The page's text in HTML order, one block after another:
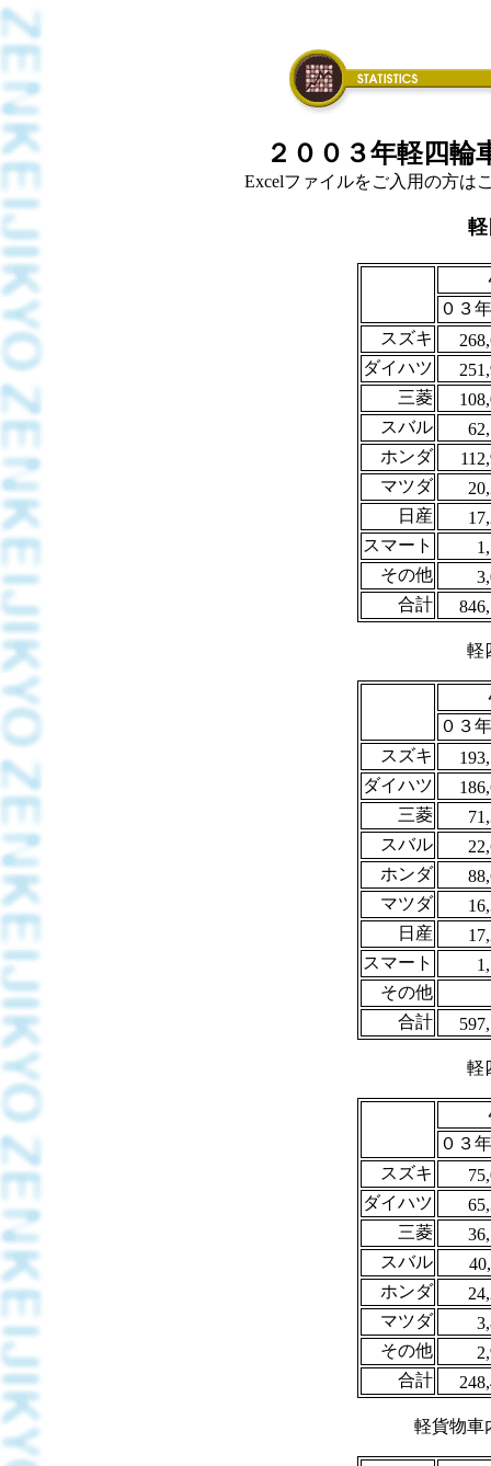
２００３年軽四輪
Excelファイルをご入用の方は
０３
スズキ
ダイハツ
三菱
スバル
ホンダ
マツダ
日産
スマート
その他
合計
軽
０３
スズキ
ダイハツ
三菱
スバル
ホンダ
マツダ
日産
スマート
その他
合計
軽
０３
スズキ
ダイハツ
三菱
スバル
ホンダ
マツダ
その他
合計
軽貨物車